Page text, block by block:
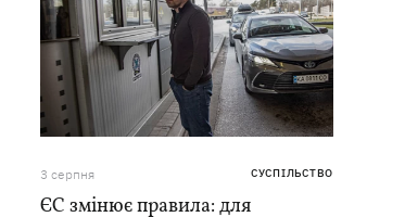
3 серпня СУСПІЛЬСТВО
ЄС змінює правила: для